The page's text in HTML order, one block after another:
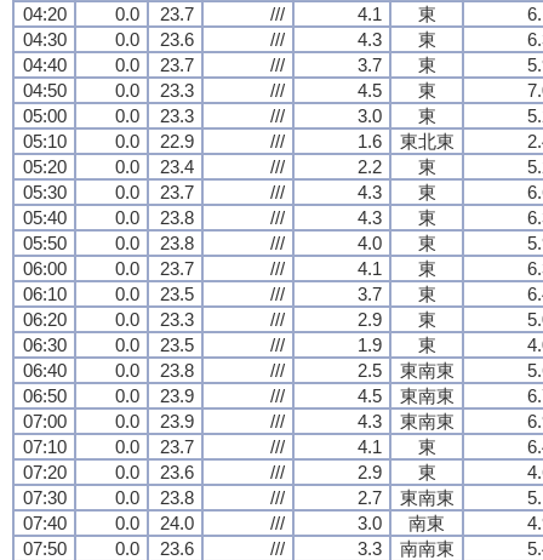
04:20
0.0 23.7 /// 4.1 東
04:30
0.0 23.6 /// 4.3 東
04:40
0.0 23.7 /// 3.7 東
04:50
0.0 23.3 /// 4.5 東
05:00
0.0 23.3 /// 3.0 東
05:10
0.0 22.9 /// 1.6 東北東
05:20
0.0 23.4 /// 2.2 東
05:30
0.0 23.7 /// 4.3 東
05:40
0.0 23.8 /// 4.3 東
05:50
0.0 23.8 /// 4.0 東
06:00
0.0 23.7 /// 4.1 東
06:10
0.0 23.5 /// 3.7 東
06:20
0.0 23.3 /// 2.9 東
06:30
0.0 23.5 /// 1.9 東
06:40
0.0 23.8 /// 2.5 東南東
06:50
0.0 23.9 /// 4.5 東南東
07:00
0.0 23.9 /// 4.3 東南東
07:10
0.0 23.7 /// 4.1 東
07:20
0.0 23.6 /// 2.9 東
07:30
0.0 23.8 /// 2.7 東南東
07:40
0.0 24.0 /// 3.0 南東
07:50
0.0 23.6 /// 3.3 南南東